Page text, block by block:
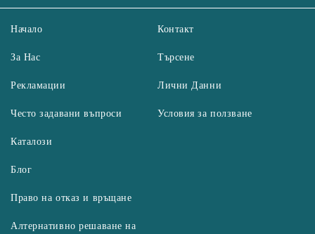
Начало
За Нас
Рекламации
Често задавани въпроси
Контакт
Търсене
Лични Данни
Условия за ползване
Каталози
Блог
Право на отказ и връщане
Алтернативно решаване на